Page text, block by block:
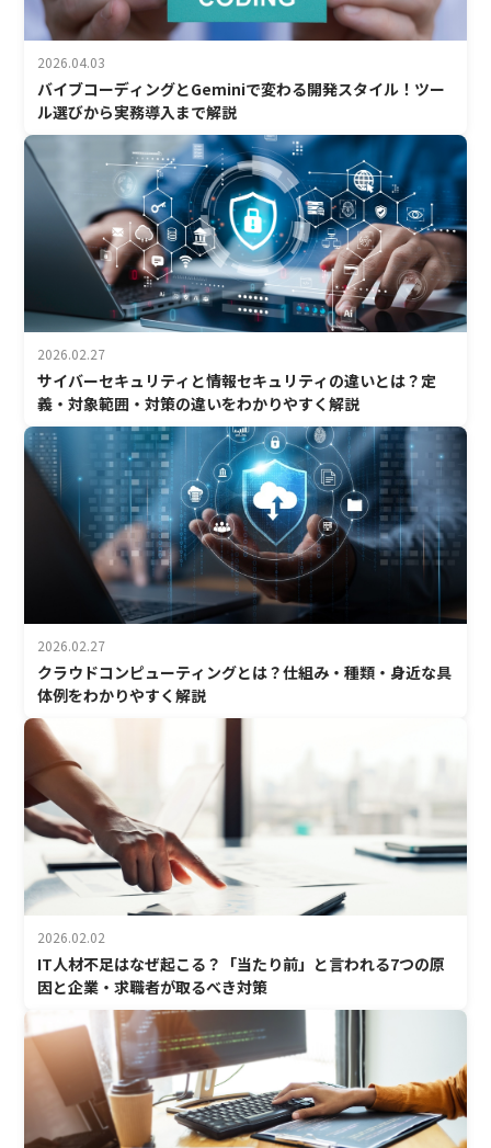
2026.04.03
バイブコーディングとGeminiで変わる開発スタイル！ツー
ル選びから実務導入まで解説
2026.02.27
サイバーセキュリティと情報セキュリティの違いとは？定
義・対象範囲・対策の違いをわかりやすく解説
2026.02.27
クラウドコンピューティングとは？仕組み・種類・身近な具
体例をわかりやすく解説
2026.02.02
IT人材不足はなぜ起こる？「当たり前」と言われる7つの原
因と企業・求職者が取るべき対策